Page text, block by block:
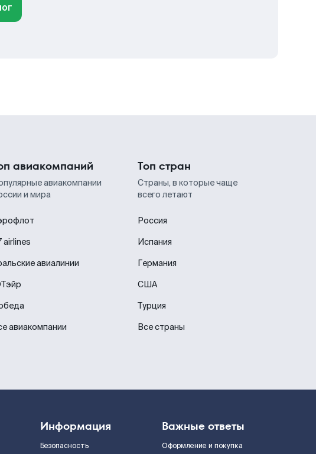
авиакомпаний
авиакомпании
и мира
airlines
авиалинии
авиакомпании
Топ стран
Страны, в которые чаще
всего летают
Россия
Испания
Германия
США
Турция
Все страны
Информация
Безопасность
Важные ответы
Оформление и покупка